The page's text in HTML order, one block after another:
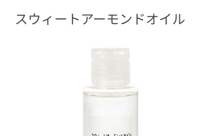
スウィートアーモンドオイル